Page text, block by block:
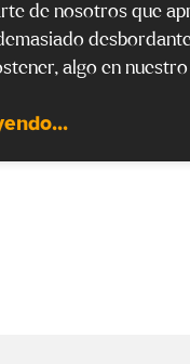
de nosotros que
algo en